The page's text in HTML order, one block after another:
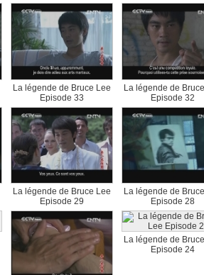
La légende de Bruce Lee
Episode 33
La légende de
Episode 32
La légende de Bruce Lee
Episode 29
La légende de
Episode 28
La légende de
Episode 24